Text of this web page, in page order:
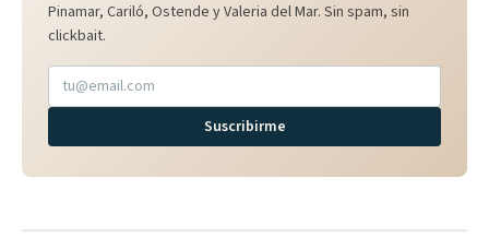
Pinamar, Cariló, Ostende y Valeria del Mar. Sin spam, sin
clickbait.
Suscribirme